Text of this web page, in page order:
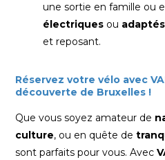
une sortie en famille ou
électriques ou adaptés
et reposant.
Réservez votre vélo avec
découverte de Bruxelles !
Que vous soyez amateur de
culture, ou en quête de
sont parfaits pour vous. Avec